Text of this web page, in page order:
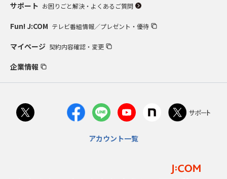
サポート お困りごと解決・よくあるご質問
Fun! J:COM テレビ番組情報／プレゼント・優待
マイページ 契約内容確認・変更
企業情報
アカウント一覧